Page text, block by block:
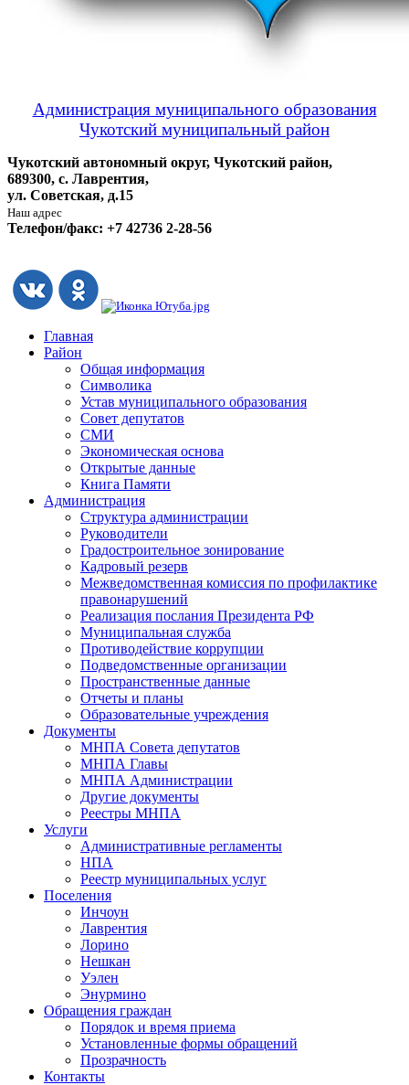
Администрация муниципального образования
Чукотский муниципальный район
Чукотский автономный округ, Чукотский район,
689300, с. Лаврентия,
ул. Советская, д.15
Наш адрес
Телефон/факс: +7 42736 2-28-56
Главная
Район
Общая информация
Символика
Устав муниципального образования
Совет депутатов
СМИ
Экономическая основа
Открытые данные
Книга Памяти
Администрация
Структура администрации
Руководители
Градостроительное зонирование
Кадровый резерв
Межведомственная комиссия по профилактике
правонарушений
Реализация послания Президента РФ
Муниципальная служба
Противодействие коррупции
Подведомственные организации
Пространственные данные
Отчеты и планы
Образовательные учреждения
Документы
МНПА Совета депутатов
МНПА Главы
МНПА Администрации
Другие документы
Реестры МНПА
Услуги
Административные регламенты
НПА
Реестр муниципальных услуг
Поселения
Инчоун
Лаврентия
Лорино
Нешкан
Уэлен
Энурмино
Обращения граждан
Порядок и время приема
Установленные формы обращений
Прозрачность
Контакты